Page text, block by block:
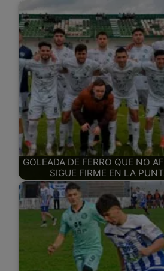
GOLEADA DE FERRO QUE NO
SIGUE FIRME EN LA